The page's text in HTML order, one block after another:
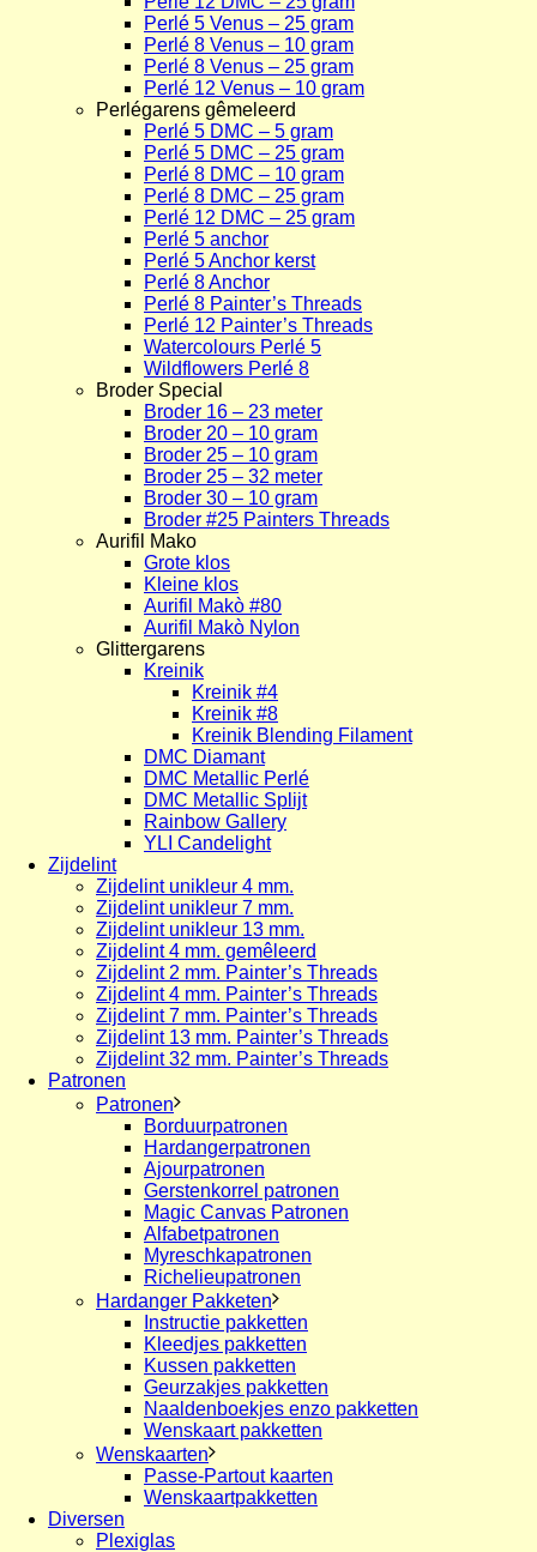
Perlé 5 Venus – 25 gram
Perlé 8 Venus – 10 gram
Perlé 8 Venus – 25 gram
Perlé 12 Venus – 10 gram
Perlégarens gêmeleerd
Perlé 5 DMC – 5 gram
Perlé 5 DMC – 25 gram
Perlé 8 DMC – 10 gram
Perlé 8 DMC – 25 gram
Perlé 12 DMC – 25 gram
Perlé 5 anchor
Perlé 5 Anchor kerst
Perlé 8 Anchor
Perlé 8 Painter’s Threads
Perlé 12 Painter’s Threads
Watercolours Perlé 5
Wildflowers Perlé 8
Broder Special
Broder 16 – 23 meter
Broder 20 – 10 gram
Broder 25 – 10 gram
Broder 25 – 32 meter
Broder 30 – 10 gram
Broder #25 Painters Threads
Aurifil Mako
Grote klos
Kleine klos
Aurifil Makò #80
Aurifil Makò Nylon
Glittergarens
Kreinik
Kreinik #4
Kreinik #8
Kreinik Blending Filament
DMC Diamant
DMC Metallic Perlé
DMC Metallic Splijt
Rainbow Gallery
YLI Candelight
Zijdelint
Zijdelint unikleur 4 mm.
Zijdelint unikleur 7 mm.
Zijdelint unikleur 13 mm.
Zijdelint 4 mm. gemêleerd
Zijdelint 2 mm. Painter’s Threads
Zijdelint 4 mm. Painter’s Threads
Zijdelint 7 mm. Painter’s Threads
Zijdelint 13 mm. Painter’s Threads
Zijdelint 32 mm. Painter’s Threads
Patronen
Patronen
Borduurpatronen
Hardangerpatronen
Ajourpatronen
Gerstenkorrel patronen
Magic Canvas Patronen
Alfabetpatronen
Myreschkapatronen
Richelieupatronen
Hardanger Pakketen
Instructie pakketten
Kleedjes pakketten
Kussen pakketten
Geurzakjes pakketten
Naaldenboekjes enzo pakketten
Wenskaart pakketten
Wenskaarten
Passe-Partout kaarten
Wenskaartpakketten
Diversen
Plexiglas